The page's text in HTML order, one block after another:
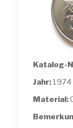
Katalog-
Jahr: 1974
Material: